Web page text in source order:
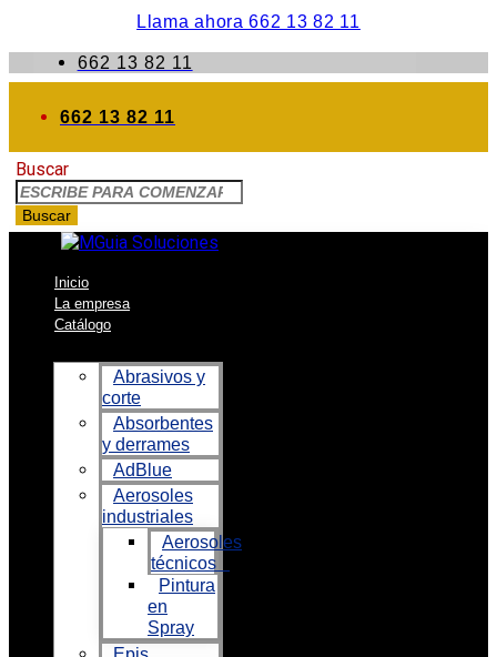
Llama ahora 662 13 82 11
662 13 82 11
662 13 82 11
Buscar
Buscar
Inicio
La empresa
Catálogo
Abrasivos y
corte
Absorbentes
y derrames
AdBlue
Aerosoles
industriales
Aerosoles
técnicos
Pintura
en
Spray